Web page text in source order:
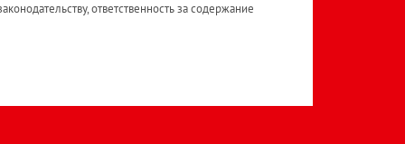
ответственность за содержание